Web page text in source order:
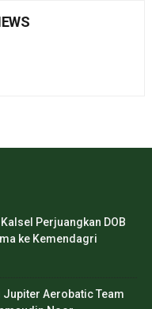
Perjuangkan DOB
ke Kemendagri
Aerobatic Team